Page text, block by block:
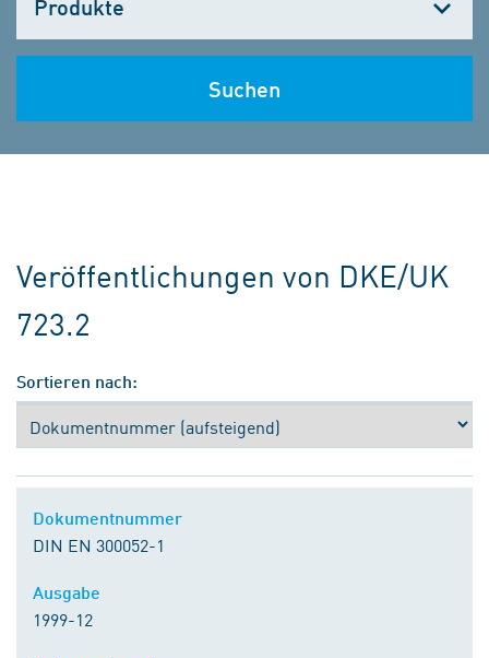
wählen
Suchen
Veröffentlichungen von DKE/UK
723.2
Sortieren nach:
DIN EN 300052-1
1999-12